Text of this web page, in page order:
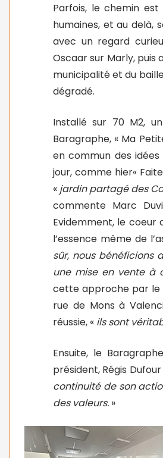
Parfois, le chemin
humaines, et au delà,
avec un regard
Oscaar sur Marly, puis
municipalité et du
dégradé.
Installé sur 70 M2,
Baragraphe, « Ma
en commun des
jour, comme hier«
« jardin partagé des
commente Marc
Evidemment, le
l’essence même de
sûr, nous bénéficions
une mise en vente à
cette approche par le
rue de Mons à
réussie, « ils sont
Ensuite, le
président, Régis
continuité de son
des valeurs. »